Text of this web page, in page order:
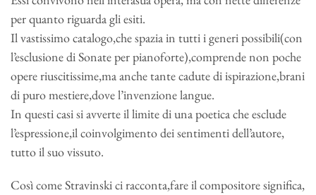
per quanto riguarda gli esiti.
Il vastissimo catalogo,che spazia in tutti i generi possibili(con
l’esclusione di Sonate per pianoforte),comprende non poche
opere riuscitissime,ma anche tante cadute di ispirazione,brani
di puro mestiere,dove l’invenzione langue.
In questi casi si avverte il limite di una poetica che esclude
l’espressione,il coinvolgimento dei sentimenti dell’autore,
tutto il suo vissuto.
Così come Stravinski ci racconta,fare il compositore significa,